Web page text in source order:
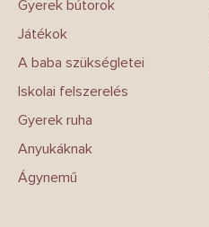
Gyerek bútorok
Játékok
A baba szükségletei
Iskolai felszerelés
Gyerek ruha
Anyukáknak
Ágynemű